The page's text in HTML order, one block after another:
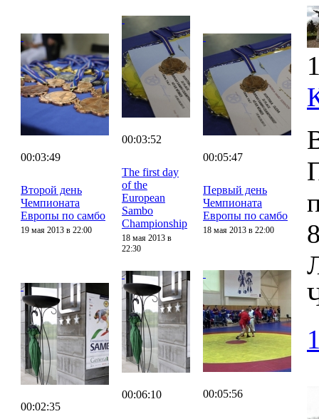
00:03:49
Второй день
Чемпионата
Европы по самбо
19 мая 2013 в 22:00
00:03:52
The first day
of the
European
Sambo
Championship
18 мая 2013 в
22:30
00:05:47
Первый день
Чемпионата
Европы по самбо
18 мая 2013 в 22:00
00:02:35
00:06:10 00:05:56